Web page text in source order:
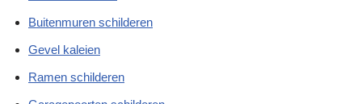
Buitenmuren schilderen
Gevel kaleien
Ramen schilderen